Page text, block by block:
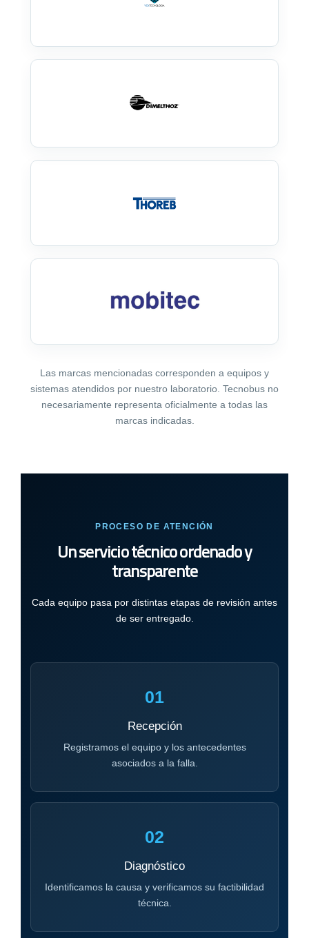
Las marcas mencionadas corresponden a equipos y
sistemas atendidos por nuestro laboratorio. Tecnobus no
necesariamente representa oficialmente a todas las
marcas indicadas.
PROCESO DE ATENCIÓN
Un servicio técnico ordenado y
transparente
Cada equipo pasa por distintas etapas de revisión antes
de ser entregado.
01
Recepción
Registramos el equipo y los antecedentes
asociados a la falla.
02
Diagnóstico
Identificamos la causa y verificamos su factibilidad
técnica.